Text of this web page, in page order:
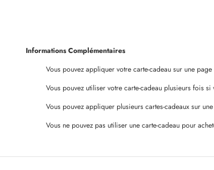
Informations Complémentaires
Vous pouvez appliquer votre carte-cadeau sur une
Vous pouvez utiliser votre carte-cadeau plusieurs fois si
Vous pouvez appliquer plusieurs cartes-cadeaux sur
Vous ne pouvez pas utiliser une carte-cadeau pour